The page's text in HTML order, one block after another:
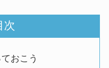
次
おこう